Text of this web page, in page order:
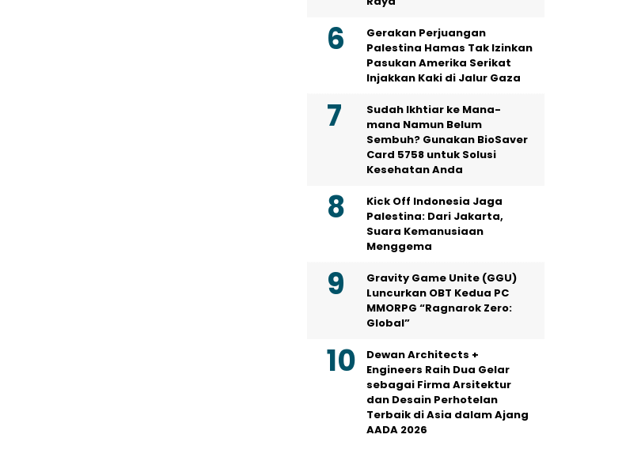
Gerakan Perjuangan
Palestina Hamas Tak Izinkan
Pasukan Amerika Serikat
Injakkan Kaki di Jalur Gaza
Sudah Ikhtiar ke Mana-
mana Namun Belum
Sembuh? Gunakan BioSaver
Card 5758 untuk Solusi
Kesehatan Anda
Kick Off Indonesia Jaga
Palestina: Dari Jakarta,
Suara Kemanusiaan
Menggema
Gravity Game Unite (GGU)
Luncurkan OBT Kedua PC
MMORPG “Ragnarok Zero:
Global”
Dewan Architects +
Engineers Raih Dua Gelar
sebagai Firma Arsitektur
dan Desain Perhotelan
Terbaik di Asia dalam Ajang
AADA 2026